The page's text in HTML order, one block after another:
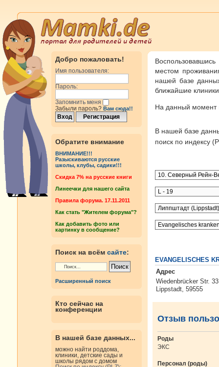
Добро пожаловать!
Имя пользователя:
Пароль:
Запомнить меня
Забыли пароль? Вам сюда!!
Обратите внимание
ВНИМАНИЕ!!!
Разыскиваются русские
школы, клубы, садики!!!
Cкидка 7% на русские книги
Линеечки для нашего сайта
Правила форума. 17.11.2011
Как стать "Жителем форума"?
Как добавить фото или
картинку в сообщение?
Поиск на всём сайте:
Расширенный поиск
Кто сейчас на
конференции
В нашей базе данных...
можно найти роддома,
клиники, детские сады и
школы рядом с домом
местом
нашей базе
ближайшие
На данный
В нашей базе
поиск по индексу
EVANGELISCHES
Адрес
Wiedenbrücker Str.
Lippstadt, 59555
Отзыв
Роды
ЭКС
Персонал (роды)